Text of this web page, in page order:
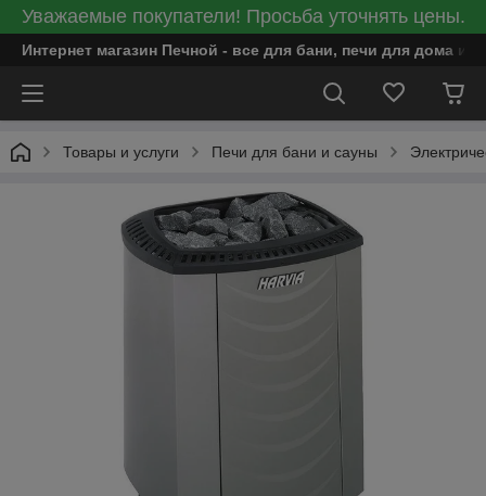
Уважаемые покупатели! Просьба уточнять цены.
Интернет магазин Печной - все для бани, печи для дома и
Товары и услуги Печи для бани и сауны